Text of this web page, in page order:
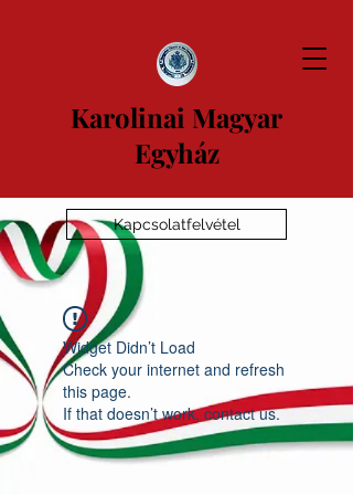
Karolinai Magyar
Egyház
Kapcsolatfelvétel
Widget Didn’t Load
Check your internet and refresh
this page.
If that doesn’t work, contact us.